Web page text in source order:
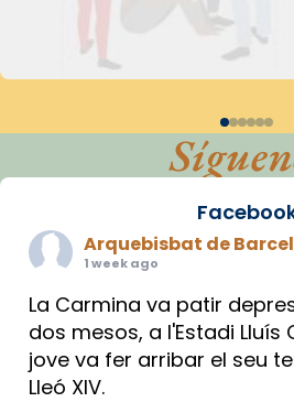
Arquebisbat de
1 week ago
La Carmina va patir
dos mesos, a l'Estadi Lluís
jove va fer arribar el seu
Lleó XIV.